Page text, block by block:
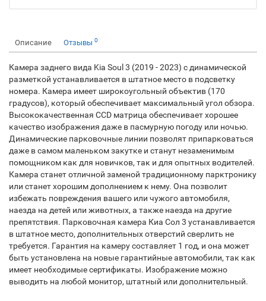
Описание Отзывы 0
Камера заднего вида Kia Soul 3 (2019 - 2023) с динамической
разметкой устанавливается в штатное место в подсветку
номера. Камера имеет широкоугольный объектив (170
градусов), который обеспечивает максимальный угол обзора.
Высококачественная CCD матрица обеспечивает хорошее
качество изображения даже в пасмурную погоду или ночью.
Динамические парковочные линии позволят припарковаться
даже в самом маленьком закутке и станут незаменимым
помощником как для новичков, так и для опытных водителей.
Камера станет отличной заменой традиционному парктронику
или станет хорошим дополнением к нему. Она позволит
избежать повреждения вашего или чужого автомобиля,
наезда на детей или животных, а также наезда на другие
препятствия. Парковочная камера Киа Сол 3 устанавливается
в штатное место, дополнительных отверстий сверлить не
требуется. Гарантия на камеру составляет 1 год, и она может
быть установлена на новые гарантийные автомобили, так как
имеет необходимые сертификаты. Изображение можно
выводить на любой монитор, штатный или дополнительный.